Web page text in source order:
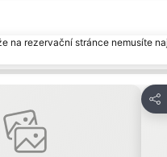
na rezervační stránce nemusíte
oblíbených hotelů